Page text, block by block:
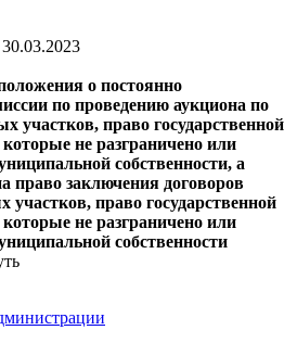
о постоянно
по проведению аукциона по
участков, право государственной
которые не разграничено или
собственности, а
право заключения договоров
участков, право государственной
которые не разграничено или
собственности